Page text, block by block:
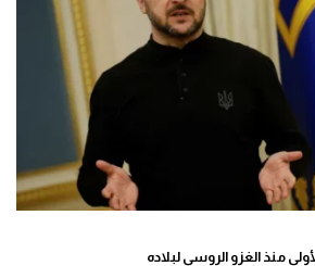
منذ الغزو الروسي لبلاده